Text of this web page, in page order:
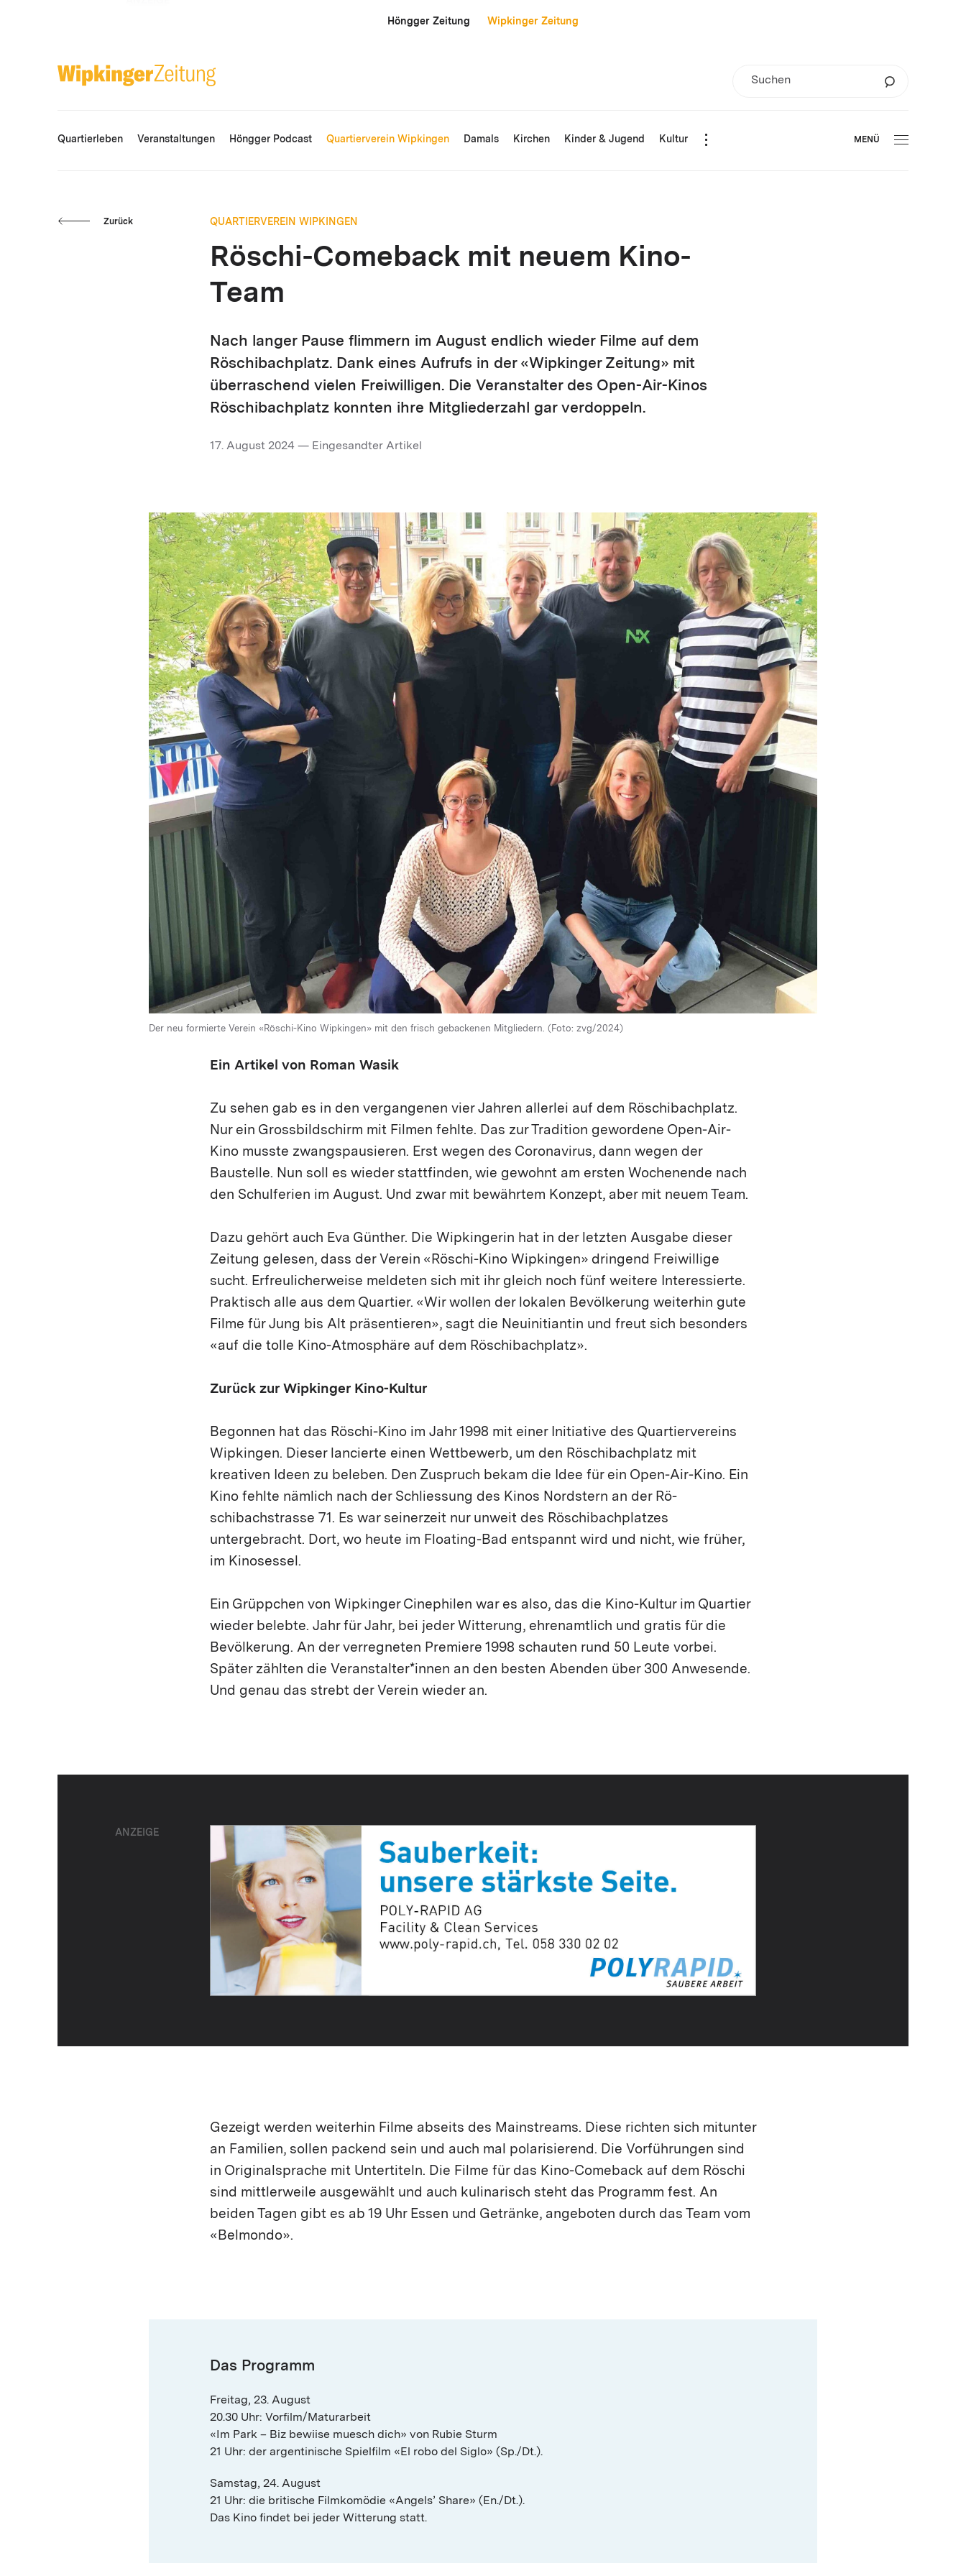
Höngger Zeitung Wipkinger Zeitung
Quartierleben Veranstaltungen Höngger Podcast Quartierverein Wipkingen Damals Kirchen Kinder & Jugend Kultur MENÜ
Zurück QUARTIERVEREIN WIPKINGEN
Röschi-Comeback mit neuem Kino-
Team
Nach langer Pause flimmern im August endlich wieder Filme auf dem
Röschibachplatz. Dank eines Aufrufs in der «Wipkinger Zeitung» mit
überraschend vielen Freiwilligen. Die Veranstalter des Open-Air-Kinos
Röschibachplatz konnten ihre Mitgliederzahl gar verdoppeln.
17. August 2024 — Eingesandter Artikel
Der neu formierte Verein «Röschi-Kino Wipkingen» mit den frisch gebackenen Mitgliedern. (Foto: zvg/2024)
Ein Artikel von Roman Wasik
Zu sehen gab es in den vergangenen vier Jahren allerlei auf dem Röschibachplatz.
Nur ein Grossbildschirm mit Filmen fehlte. Das zur Tradition gewordene Open-Air-
Kino musste zwangspausieren. Erst wegen des Coronavirus, dann wegen der
Baustelle. Nun soll es wieder stattfinden, wie gewohnt am ersten Wochenende nach
den Schulferien im August. Und zwar mit bewährtem Konzept, aber mit neuem Team.
Dazu gehört auch Eva Günther. Die Wipkingerin hat in der letzten Ausgabe dieser
Zeitung gelesen, dass der Verein «Röschi-Kino Wipkingen» dringend Freiwillige
sucht. Erfreulicherweise meldeten sich mit ihr gleich noch fünf weitere Interessierte.
Praktisch alle aus dem Quartier. «Wir wollen der lokalen Bevölkerung weiterhin gute
Filme für Jung bis Alt präsentieren», sagt die Neuinitiantin und freut sich besonders
«auf die tolle Kino-Atmosphäre auf dem Röschibachplatz».
Zurück zur Wipkinger Kino-Kultur
Begonnen hat das Röschi-Kino im Jahr 1998 mit einer Initiative des Quartiervereins
Wipkingen. Dieser lancierte einen Wettbewerb, um den Röschibachplatz mit
kreativen Ideen zu beleben. Den Zuspruch bekam die Idee für ein Open-Air-Kino. Ein
Kino fehlte nämlich nach der Schliessung des Kinos Nordstern an der Rö-
schibachstrasse 71. Es war seinerzeit nur unweit des Röschibachplatzes
untergebracht. Dort, wo heute im Floating-Bad entspannt wird und nicht, wie früher,
im Kinosessel.
Ein Grüppchen von Wipkinger Cinephilen war es also, das die Kino-Kultur im Quartier
wieder belebte. Jahr für Jahr, bei jeder Witterung, ehrenamtlich und gratis für die
Bevölkerung. An der verregneten Premiere 1998 schauten rund 50 Leute vorbei.
Später zählten die Veranstalter*innen an den besten Abenden über 300 Anwesende.
Und genau das strebt der Verein wieder an.
ANZEIGE
Gezeigt werden weiterhin Filme abseits des Mainstreams. Diese richten sich mitunter
an Familien, sollen packend sein und auch mal polarisierend. Die Vorführungen sind
in Originalsprache mit Untertiteln. Die Filme für das Kino-Comeback auf dem Röschi
sind mittlerweile ausgewählt und auch kulinarisch steht das Programm fest. An
beiden Tagen gibt es ab 19 Uhr Essen und Getränke, angeboten durch das Team vom
«Belmondo».
Das Programm
Freitag, 23. August
20.30 Uhr: Vorfilm/Maturarbeit
«Im Park – Biz bewiise muesch dich» von Rubie Sturm
21 Uhr: der argentinische Spielfilm «El robo del Siglo» (Sp./Dt.).
Samstag, 24. August
21 Uhr: die britische Filmkomödie «Angels’ Share» (En./Dt.).
Das Kino findet bei jeder Witterung statt.